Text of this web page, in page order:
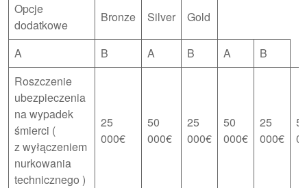
Opcje
dodatkowe
Bronze Silver Gold
A B A B A
B
Roszczenie
ubezpieczenia
na wypadek
śmierci (
z wyłączeniem
nurkowania
technicznego )
25
000€
50
000€
25
000€
50
000€
25
000€